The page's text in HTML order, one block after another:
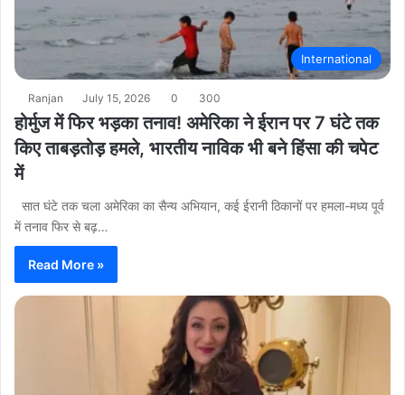
International
Ranjan July 15, 2026 0 300
होर्मुज में फिर भड़का तनाव! अमेरिका ने ईरान पर 7 घंटे तक
किए ताबड़तोड़ हमले, भारतीय नाविक भी बने हिंसा की चपेट
में
सात घंटे तक चला अमेरिका का सैन्य अभियान, कई ईरानी ठिकानों पर हमला-मध्य पूर्व
में तनाव फिर से बढ़…
Read More »